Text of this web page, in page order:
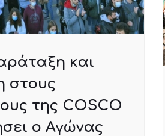
και
στους
της COSCO
ο Αγώνας